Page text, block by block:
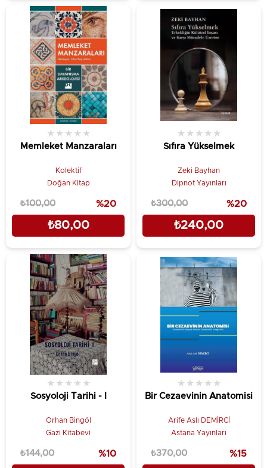
Memleket Manzaraları
★ ★ ★ ★ ★
Kolektif
Doğan Kitap
₺80,00
₺100,00 %20
Sıfıra Yükselmek
★ ★ ★ ★ ★
Zeki Bayhan
Dipnot Yayınları
₺240,00
₺300,00 %20
Sosyoloji Tarihi - I
★ ★ ★ ★ ★
Orhan Bingöl
Gazi Kitabevi
₺144,00 %10
Bir Cezaevinin Anatomisi
★ ★ ★ ★ ★
Arife Aslı DEMİRCİ
Astana Yayınları
₺370,00 %15